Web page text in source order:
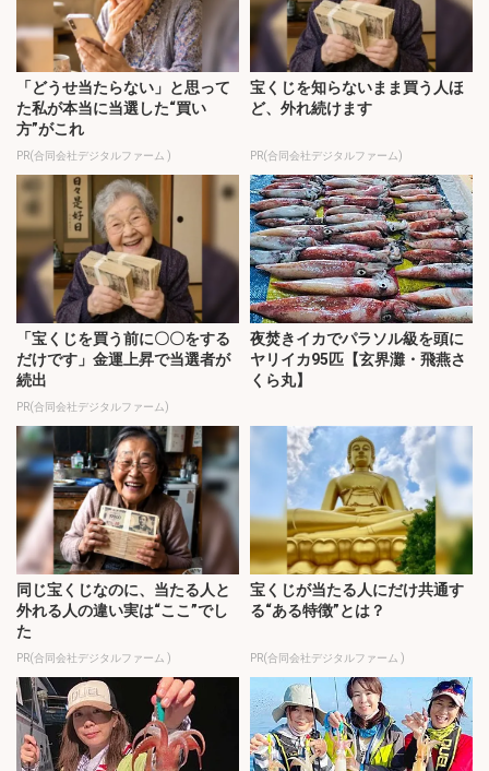
「どうせ当たらない」と思って
た私が本当に当選した“買い
方”がこれ
PR(合同会社デジタルファーム )
宝くじを知らないまま買う人ほ
ど、外れ続けます
PR(合同会社デジタルファーム)
「宝くじを買う前に〇〇をする
だけです」金運上昇で当選者が
続出
PR(合同会社デジタルファーム)
夜焚きイカでパラソル級を頭に
ヤリイカ95匹【玄界灘・飛燕さ
くら丸】
同じ宝くじなのに、当たる人と
外れる人の違い実は“ここ”でし
た
PR(合同会社デジタルファーム )
宝くじが当たる人にだけ共通す
る“ある特徴”とは？
PR(合同会社デジタルファーム )